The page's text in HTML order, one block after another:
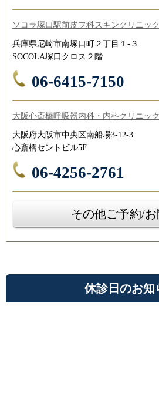
ソコラ塚口駅前皮フ科スキンクリニック
兵庫県尼崎市南塚口町２丁目１-３
SOCOLA塚口クロス２階
06-6415-7150
大阪心斎橋呼吸器内科・内科クリニック
大阪府大阪市中央区南船場3-12-3
心斎橋セントビル5F
06-4256-2761
その他ご予約/
休診日のお知